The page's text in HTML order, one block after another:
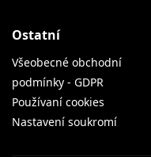
Ostatní
Všeobecné obchodní
podmínky - GDPR
Používaní cookies
Nastavení soukromí